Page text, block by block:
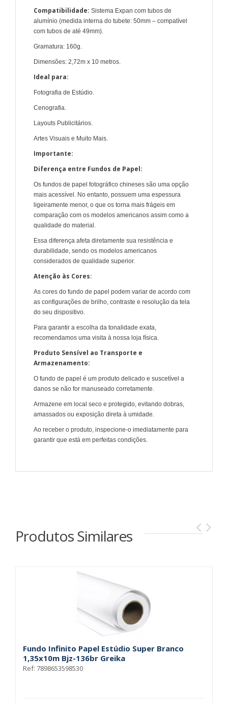
Compatibilidade: Sistema Expan com tubos de
alumínio (medida interna do tubete: 50mm – compatível
com tubos de até 49mm).
Gramatura: 160g.
Dimensões: 2,72m x 10 metros.
Ideal para:
Fotografia de Estúdio.
Cenografia.
Layouts Publicitários.
Artes Visuais e Muito Mais.
Importante:
Diferença entre Fundos de Papel:
Os fundos de papel fotográfico chineses são uma opção
mais acessível. No entanto, possuem uma espessura
ligeiramente menor, o que os torna mais frágeis em
comparação com os modelos americanos assim como a
qualidade do material.
Essa diferença afeta diretamente sua resistência e
durabilidade, sendo os modelos americanos
considerados de qualidade superior.
Atenção às Cores:
As cores do fundo de papel podem variar de acordo com
as configurações de brilho, contraste e resolução da tela
do seu dispositivo.
Para garantir a escolha da tonalidade exata,
recomendamos uma visita à nossa loja física.
Produto Sensível ao Transporte e
Armazenamento:
O fundo de papel é um produto delicado e suscetível a
danos se não for manuseado corretamente.
Armazene em local seco e protegido, evitando dobras,
amassados ou exposição direta à umidade.
Ao receber o produto, inspecione-o imediatamente para
garantir que está em perfeitas condições.
Produtos Similares
Fundo Infinito Papel Estúdio Super Branco
1,35x10m Bjz-136br Greika
Ref: 7898653598530